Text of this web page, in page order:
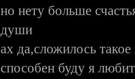
но нету больше
души
ах да,сложилось
способен буду я